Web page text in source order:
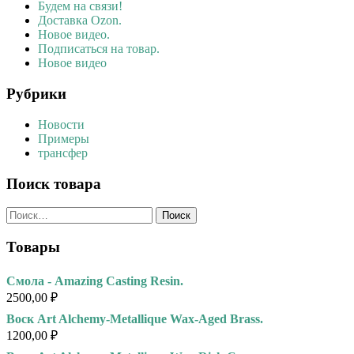
Будем на связи!
Доставка Ozon.
Новое видео.
Подписаться на товар.
Новое видео
Рубрики
Новости
Примеры
трансфер
Поиск товара
Найти:
Товары
Смола - Amazing Casting Resin.
2500,00 ₽
Воск Art Alchemy-Metallique Wax-Aged Brass.
1200,00 ₽